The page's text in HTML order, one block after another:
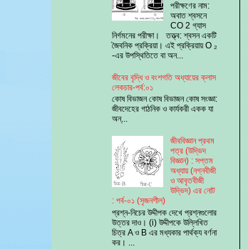
পরীক্ষণের নাম:
অবাত শ্বসনে
CO 2 গ্যাস
নির্গমনের পরীক্ষা। তত্ত্ব: শ্বসন একটি
জৈবনিক প্রক্রিয়া। এই প্রক্রিয়ায় O ₂
-এর উপস্থিতিতে বা অন...
জীবের বৃদ্ধি ও বংশগতি অধ্যায়ের ক্লাস
লেকচার-পর্ব:০১
কোষ বিভাজন কোষ বিভাজন কোষ সংজ্ঞা:
জীবদেহের গাঠনিক ও কার্যকরী একক যা
অন্...
জীববিজ্ঞান প্রথম
পত্র (উদ্ভিদ
বিজ্ঞান) : সপ্তম
অধ্যায় (নগ্নবীজী
ও আবৃতবীজী
উদ্ভিদ) এর নোট
: পর্ব-০১ (সৃজনশীল)
প্রশ্ন-নিচের উদ্দীপক দেখে প্রশ্নগুলোর
উত্তর দাও। (i) উদ্দীপকে উল্লিখিত
চিত্র A ও B এর মধ্যকার পার্থক্য বর্ণনা
কর। ...